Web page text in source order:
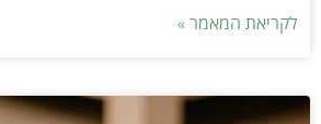
לקריאת המאמר »